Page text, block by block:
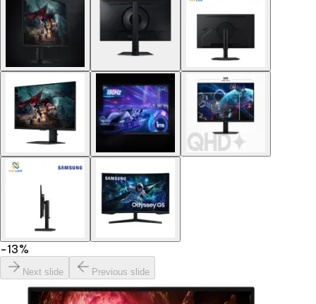
−13%
Next slide Previous slide